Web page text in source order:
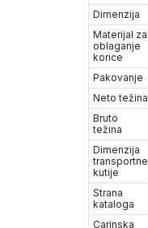
Dimenzija
Materijal za
oblaganje
korice
Pakovanje
Neto težina
Bruto
težina
Dimenzija
transportne
kutije
Strana
kataloga
Carinska